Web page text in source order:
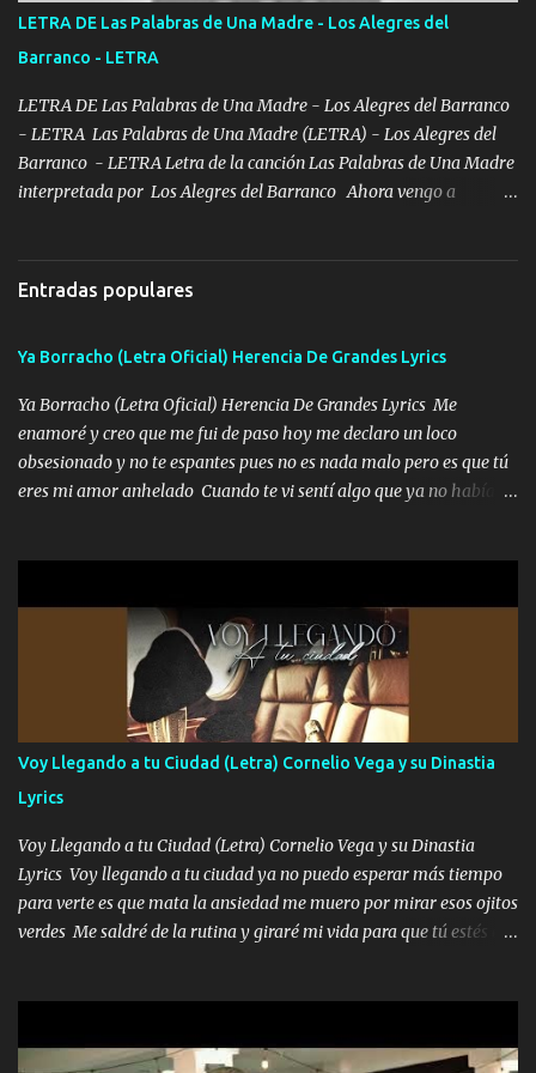
enfiesto me gusta vivir en grande más me cuido me gusta ser
responsable hay rateros envidiosos que no falten mi dios es grande
me cuida de las maldades Pa el equipo aquí le mando un abrazo
que conmigo aquí tiene mi respaldo...
LETRA DE Las Palabras de Una Madre - Los Alegres del
Barranco - LETRA
LETRA DE Las Palabras de Una Madre - Los Alegres del Barranco
- LETRA Las Palabras de Una Madre (LETRA) - Los Alegres del
Barranco - LETRA Letra de la canción Las Palabras de Una Madre
interpretada por Los Alegres del Barranco Ahora vengo a
viento a su hijo y aunque ahora ya este con Dios el destino así lo
quiso, él tiempo sigue pasando y nunca te olvidaremos, aquí
tengo de mi mente no se va, en mi corazón me llevo lo mismo que
tu papá, a veces me pongo triste porque no puedo mirarte, mas se
que tu me escuchas porque tu eres mi gran ángel, El desespero me
llega para reunirme contigo, tu iluminas mi sendero por siempre
serás mi niño, del amor que yo te tengo es co...
Entradas populares
Ya Borracho (Letra Oficial) Herencia De Grandes Lyrics
Ya Borracho (Letra Oficial) Herencia De Grandes Lyrics Me
enamoré y creo que me fui de paso hoy me declaro un loco
obsesionado y no te espantes pues no es nada malo pero es que tú
eres mi amor anhelado Cuando te vi sentí algo que ya no había
cariño de mi alma Que pa febrero vendré frente a ti con mis
preguntas y digas que sí hacernos novios y verte feliz y muy
contenta como yo por ti Música Pregúntame qué es lo que me
enamora pa describirte unas cuantas horas también pregunta que
quiero contigo que seas dichosa al estar conmigo Y ya borracho
contéstame la llamada pa dedicarte unas bonitas palabras así
borracho me animo a decirte todo y puedo describirlo mucho que
me encantes Decirte que me siento muy feliz y emocionado por
tenerte aquí espero que quiera...
Voy Llegando a tu Ciudad (Letra) Cornelio Vega y su Dinastia
Lyrics
Voy Llegando a tu Ciudad (Letra) Cornelio Vega y su Dinastia
Lyrics Voy llegando a tu ciudad ya no puedo esperar más tiempo
para verte es que mata la ansiedad me muero por mirar esos ojitos
verdes Me saldré de la rutina y giraré mi vida para que tú estés en
solo yo tendre el candado 🔒 del amor ❤️ Música Mil y un besos